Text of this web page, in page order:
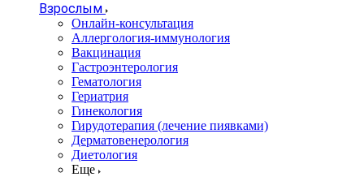
Взрослым
Онлайн-консультация
Аллергология-иммунология
Вакцинация
Гастроэнтерология
Гематология
Гериатрия
Гинекология
Гирудотерапия (лечение пиявками)
Дерматовенерология
Диетология
Еще